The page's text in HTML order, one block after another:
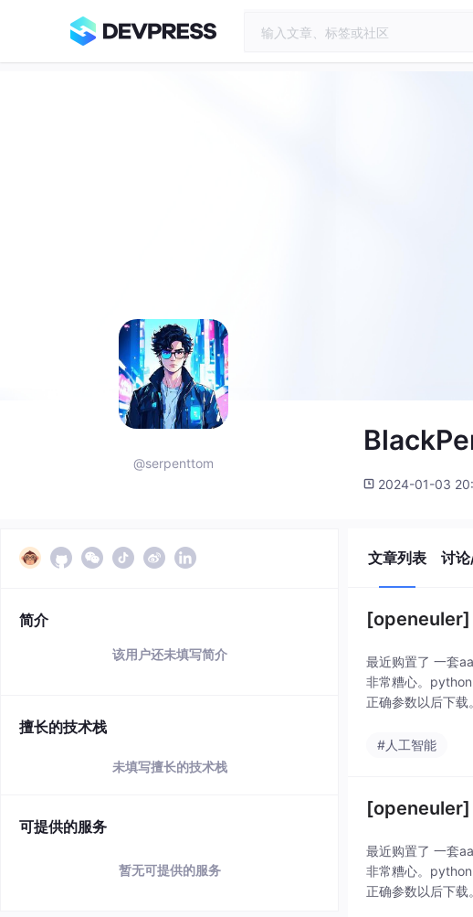
@serpenttom
2024-01-03
简介
该用户还未填写简介
擅长的技术栈
未填写擅长的技术栈
可提供的服务
暂无可提供的服务
文章列表 讨
[openeuler]
最近购置了 一套
非常糟心。
正确参数以后下载
#人工智能
[openeuler]
最近购置了 一套
非常糟心。
正确参数以后下载